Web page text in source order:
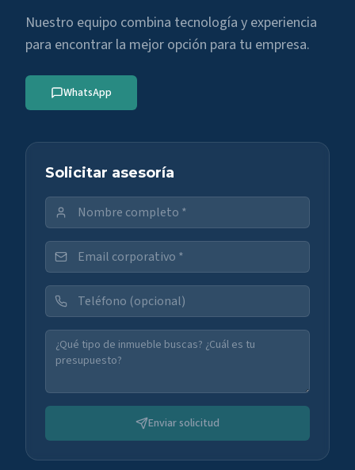
Nuestro equipo combina tecnología y experiencia
para encontrar la mejor opción para tu empresa.
WhatsApp
Solicitar asesoría
Enviar solicitud